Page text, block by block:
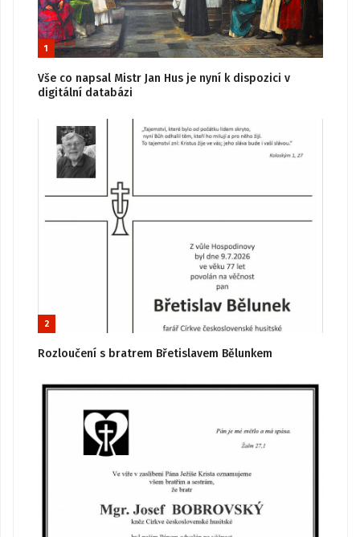
1
Vše co napsal Mistr Jan Hus je nyní k dispozici v
digitální databázi
2
Rozloučení s bratrem Břetislavem Bělunkem